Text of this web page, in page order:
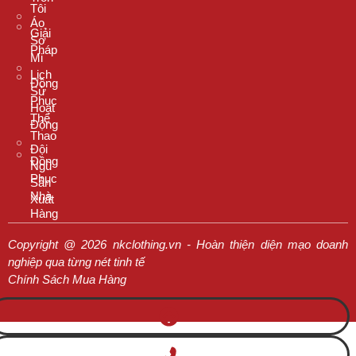
Tôi
Giải
Pháp
Lịch
Sử
Hoạt
Động
Đội
Ngũ
Sản
Xuất
Áo
Sơ
Mi
Đồng
Phục
Thể
Thao
Đồng
Phục
Nhà
Hàng
Copyright @ 2026 nkclothing.vn - Hoàn thiện diện mạo doanh
nghiệp qua từng nét tinh tế
Chính Sách Mua Hàng